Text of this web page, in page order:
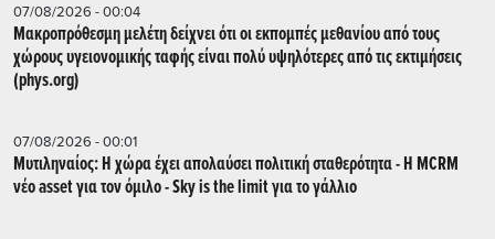
07/08/2026 - 00:04
Μακροπρόθεσμη μελέτη δείχνει ότι οι εκπομπές μεθανίου από τους
χώρους υγειονομικής ταφής είναι πολύ υψηλότερες από τις εκτιμήσεις
(phys.org)
07/08/2026 - 00:01
Μυτιληναίος: Η χώρα έχει απολαύσει πολιτική σταθερότητα - Η MCRM
νέο asset για τον όμιλο - Sky is the limit για το γάλλιο